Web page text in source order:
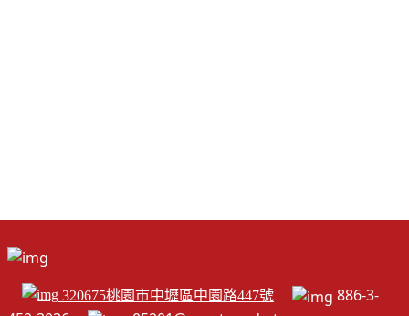
320675桃園市中壢區中園路447號
886-3-